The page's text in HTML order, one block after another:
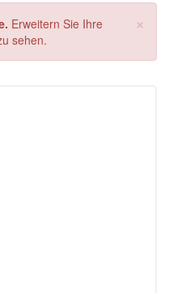
×
Erweitern Sie Ihre
sehen.